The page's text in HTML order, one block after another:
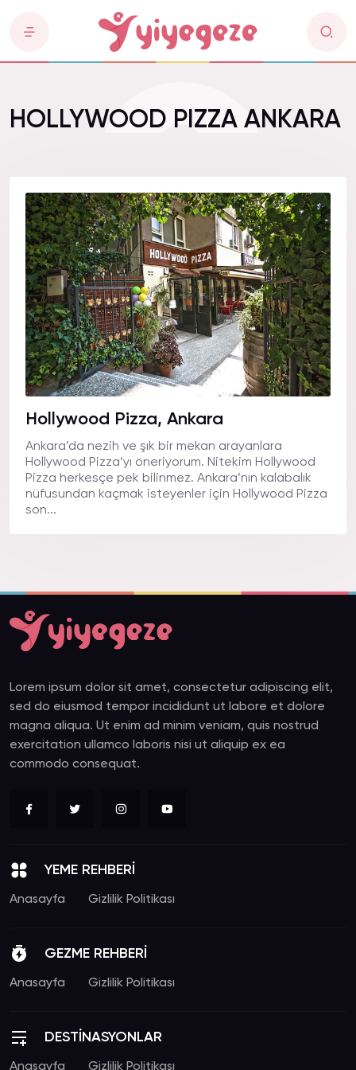
HOLLYWOOD PIZZA ANKARA
Hollywood Pizza, Ankara
Ankara’da nezih ve şık bir mekan arayanlara
Hollywood Pizza’yı öneriyorum. Nitekim Hollywood
Pizza herkesçe pek bilinmez. Ankara’nın kalabalık
nüfusundan kaçmak isteyenler için Hollywood Pizza
son...
Lorem ipsum dolor sit amet, consectetur adipiscing elit,
sed do eiusmod tempor incididunt ut labore et dolore
magna aliqua. Ut enim ad minim veniam, quis nostrud
exercitation ullamco laboris nisi ut aliquip ex ea
commodo consequat.
YEME REHBERİ
Anasayfa Gizlilik Politikası
GEZME REHBERİ
Anasayfa Gizlilik Politikası
DESTİNASYONLAR
Anasayfa Gizlilik Politikası